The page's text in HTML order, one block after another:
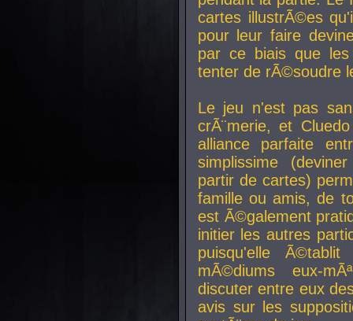
cartes illustrÃ©es
pour leur faire
par ce biais que
tenter de rÃ©soudre
Le jeu n'est pas
crÃ¨merie, et
alliance parfaite
simplissime
partir de cartes)
famille ou amis, de
est Ã©galement
initier les autres
puisqu'elle
mÃ©diums eux-
discuter entre eux
avis sur les